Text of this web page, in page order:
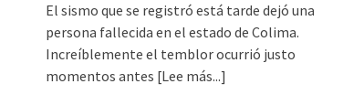
El sismo que se registró está tarde dejó una
persona fallecida en el estado de Colima.
Increíblemente el temblor ocurrió justo
momentos antes [Lee más...]